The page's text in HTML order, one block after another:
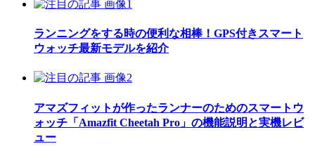
ランニングをする時の便利な相棒！GPS付きスマート
ウォッチ最新モデルを紹介
アマズフィットが作ったランナーのためのスマートウ
ォッチ「Amazfit Cheetah Pro」の機能説明と実機レビ
ュー